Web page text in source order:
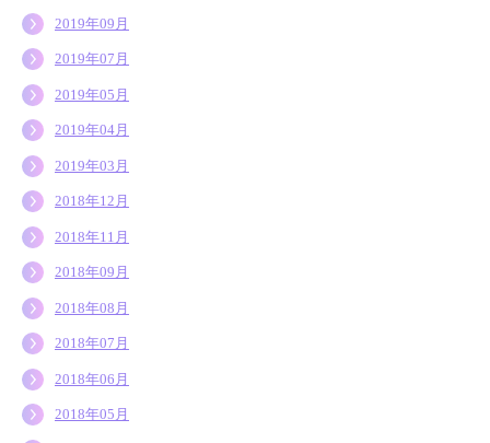
2019年09月
2019年07月
2019年05月
2019年04月
2019年03月
2018年12月
2018年11月
2018年09月
2018年08月
2018年07月
2018年06月
2018年05月